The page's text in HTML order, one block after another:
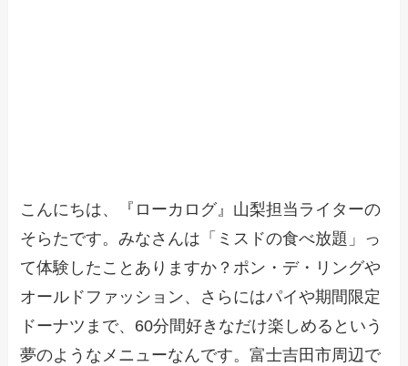
こんにちは、『ローカログ』山梨担当ライターの
そらたです。みなさんは「ミスドの食べ放題」っ
て体験したことありますか？ポン・デ・リングや
オールドファッション、さらにはパイや期間限定
ドーナツまで、60分間好きなだけ楽しめるという
夢のようなメニューなんです。富士吉田市周辺で